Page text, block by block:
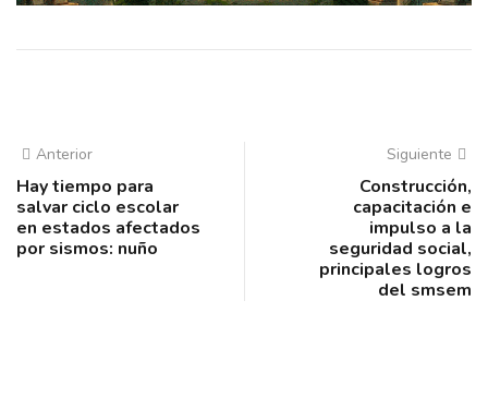
Anterior
Hay tiempo para
salvar ciclo escolar
en estados afectados
por sismos: nuño
Siguiente
Construcción,
capacitación e
impulso a la
seguridad social,
principales logros
del smsem